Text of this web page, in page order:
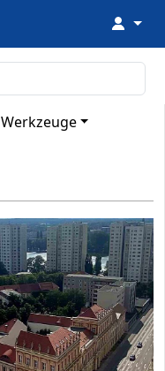
↓
Werkzeuge